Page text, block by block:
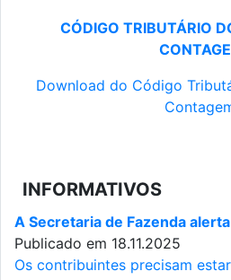
CÓDIGO TRIBUTÁRIO
Download do Código
INFORMATIVOS
A Secretaria de Fazenda
Publicado em 18.11.2025
Os contribuintes precisam